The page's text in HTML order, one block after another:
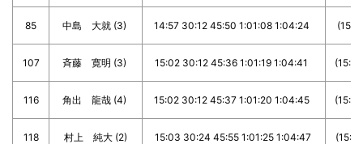
85 中島 大就 (3) 14:57 30:12 45:50 1:01:08 1:04:24
107 斉藤 寛明 (3) 15:02 30:12 45:36 1:01:19 1:04:41
116 角出 龍哉 (4) 15:02 30:12 45:37 1:01:20 1:04:45
118 村上 純大 (2) 15:03 30:24 45:55 1:01:25 1:04:47